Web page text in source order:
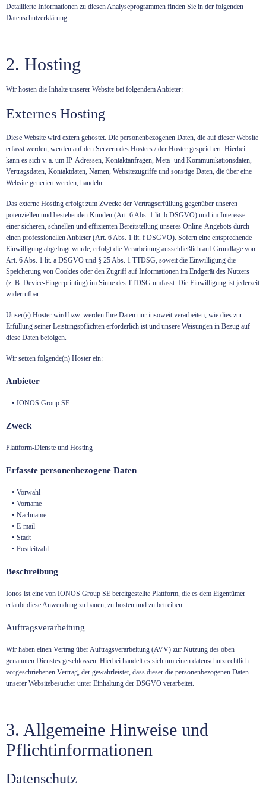
Detaillierte Informationen zu diesen Analyseprogrammen finden Sie in der folgenden
Datenschutzerklärung.
2. Hosting
Wir hosten die Inhalte unserer Website bei folgendem Anbieter:
Externes Hosting
Diese Website wird extern gehostet. Die personenbezogenen Daten, die auf dieser Website
erfasst werden, werden auf den Servern des Hosters / der Hoster gespeichert. Hierbei
kann es sich v. a. um IP-Adressen, Kontaktanfragen, Meta- und Kommunikationsdaten,
Vertragsdaten, Kontaktdaten, Namen, Websitezugriffe und sonstige Daten, die über eine
Website generiert werden, handeln.
Das externe Hosting erfolgt zum Zwecke der Vertragserfüllung gegenüber unseren
potenziellen und bestehenden Kunden (Art. 6 Abs. 1 lit. b DSGVO) und im Interesse
einer sicheren, schnellen und effizienten Bereitstellung unseres Online-Angebots durch
einen professionellen Anbieter (Art. 6 Abs. 1 lit. f DSGVO). Sofern eine entsprechende
Einwilligung abgefragt wurde, erfolgt die Verarbeitung ausschließlich auf Grundlage von
Art. 6 Abs. 1 lit. a DSGVO und § 25 Abs. 1 TTDSG, soweit die Einwilligung die
Speicherung von Cookies oder den Zugriff auf Informationen im Endgerät des Nutzers
(z. B. Device-Fingerprinting) im Sinne des TTDSG umfasst. Die Einwilligung ist jederzeit
widerrufbar.
Unser(e) Hoster wird bzw. werden Ihre Daten nur insoweit verarbeiten, wie dies zur
Erfüllung seiner Leistungspflichten erforderlich ist und unsere Weisungen in Bezug auf
diese Daten befolgen.
Wir setzen folgende(n) Hoster ein:
Anbieter
IONOS Group SE
Zweck
Plattform-Dienste und Hosting
Erfasste personenbezogene Daten
Vorwahl
Vorname
Nachname
E-mail
Stadt
Postleitzahl
Beschreibung
Ionos ist eine von IONOS Group SE bereitgestellte Plattform, die es dem Eigentümer
erlaubt diese Anwendung zu bauen, zu hosten und zu betreiben.
Auftragsverarbeitung
Wir haben einen Vertrag über Auftragsverarbeitung (AVV) zur Nutzung des oben
genannten Dienstes geschlossen. Hierbei handelt es sich um einen datenschutzrechtlich
vorgeschriebenen Vertrag, der gewährleistet, dass dieser die personenbezogenen Daten
unserer Websitebesucher unter Einhaltung der DSGVO verarbeitet.
3. Allgemeine Hinweise und
Pflicht­informationen
Datenschutz